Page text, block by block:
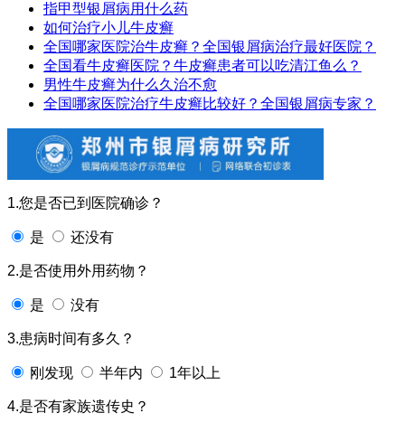
指甲型银屑病用什么药
如何治疗小儿牛皮癣
全国哪家医院治牛皮癣？全国银屑病治疗最好医院？
全国看牛皮癣医院？牛皮癣患者可以吃清江鱼么？
男性牛皮癣为什么久治不愈
全国哪家医院治疗牛皮癣比较好？全国银屑病专家？
1.您是否已到医院确诊？
是 还没有
2.是否使用外用药物？
是 没有
3.患病时间有多久？
刚发现 半年内 1年以上
4.是否有家族遗传史？